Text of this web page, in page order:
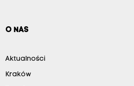
O NAS
Aktualności
Kraków